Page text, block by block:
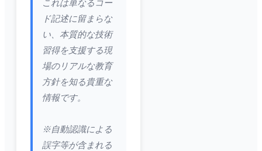
これは単なるコー
ド記述に留まらな
い、本質的な技術
習得を支援する現
場のリアルな教育
方針を知る貴重な
情報です。
※自動認識による
誤字等が含まれる